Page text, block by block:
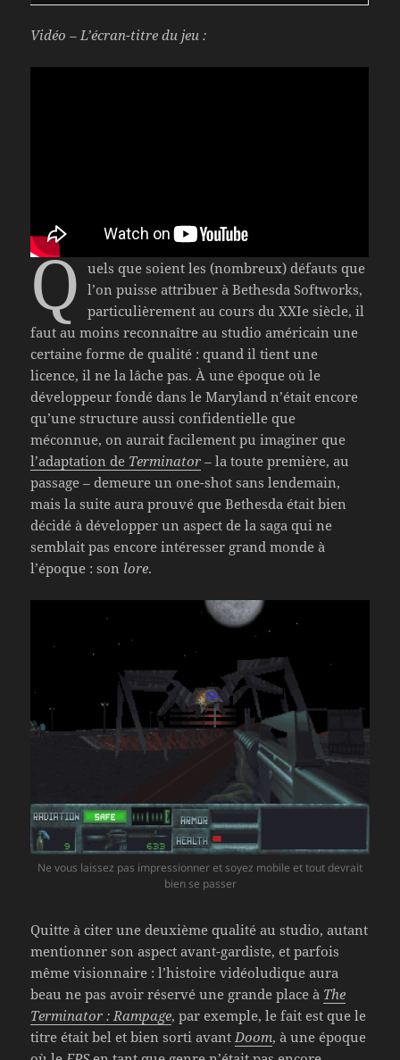
Vidéo – L’écran-titre du jeu :
Q uels que soient les (nombreux) défauts que
l’on puisse attribuer à Bethesda Softworks,
particulièrement au cours du XXIe siècle, il
faut au moins reconnaître au studio américain une
certaine forme de qualité : quand il tient une
licence, il ne la lâche pas. À une époque où le
développeur fondé dans le Maryland n’était encore
qu’une structure aussi confidentielle que
méconnue, on aurait facilement pu imaginer que
l’adaptation de Terminator – la toute première, au
passage – demeure un one-shot sans lendemain,
mais la suite aura prouvé que Bethesda était bien
décidé à développer un aspect de la saga qui ne
semblait pas encore intéresser grand monde à
l’époque : son lore.
Ne vous laissez pas impressionner et soyez mobile et tout devrait
bien se passer
Quitte à citer une deuxième qualité au studio, autant
mentionner son aspect avant-gardiste, et parfois
même visionnaire : l’histoire vidéoludique aura
beau ne pas avoir réservé une grande place à The
Terminator : Rampage, par exemple, le fait est que le
titre était bel et bien sorti avant Doom, à une époque